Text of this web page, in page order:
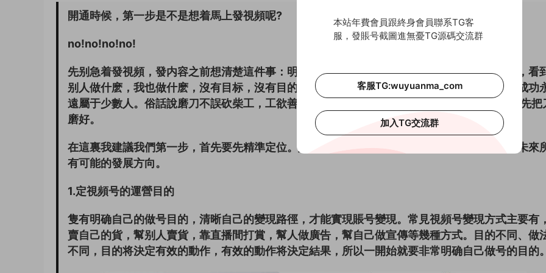
開通時候，第一步是不是想着馬上發視頻呢?
no!no!no!no!
先别急着發視頻，發内容之前想清楚這件事：明确視頻号的賬号定位，大多數人都是腦袋一熱，看
别人做什麽，我也做什麽，沒有目标，沒有目的，走一步看一步，所以大多數人都做不成功，成功
遠屬于少數人。俗話說磨刀不誤砍柴工，工欲善其事，必先利其器;要想砍到柴，割到韭菜，要先把
磨好。
在這裏我建議我們第一步，首先要先精準定位。定位定天下，定價定江山，定位決定你視頻号未來
有可能的發展方向。
1.定視頻号的運營目的
隻有明确自己的做号目的，清晰自己的變現路徑，才能實現賬号變現。常見視頻号變現方式主要有，
賣自己的貨，幫别人賣貨，靠直播間打賞，幫人做廣告，幫自己做宣傳等幾種方式。目的不同、做
不同，目的将決定有效的動作，有效的動作将決定結果，所以一開始就要非常明确自己做号的目的。
本站年費會員跟終身會員聯系TG客
服，發賬号截圖進無憂TG源碼交流群
客服TG:wuyuanma_com
加入TG交流群